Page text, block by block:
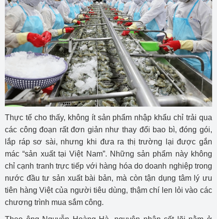
Thực tế cho thấy, không ít sản phẩm nhập khẩu chỉ trải qua
các công đoạn rất đơn giản như thay đổi bao bì, đóng gói,
lắp ráp sơ sài, nhưng khi đưa ra thị trường lại được gắn
mác “sản xuất tại Việt Nam”. Những sản phẩm này không
chỉ cạnh tranh trực tiếp với hàng hóa do doanh nghiệp trong
nước đầu tư sản xuất bài bản, mà còn tận dụng tâm lý ưu
tiên hàng Việt của người tiêu dùng, thậm chí len lỏi vào các
chương trình mua sắm công.